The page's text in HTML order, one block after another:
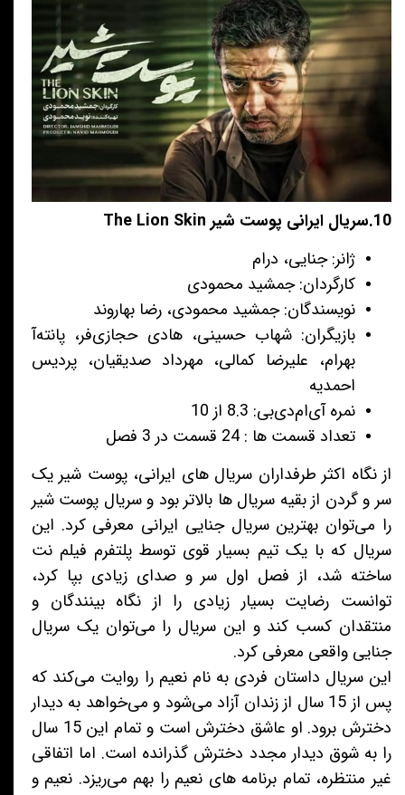
10.سریال ایرانی پوست شیر The Lion Skin
ژانر: جنایی، درام
کارگردان: جمشید محمودی
نویسندگان: جمشید محمودی، رضا بهاروند
بازیگران: شهاب حسینی، هادی حجازی‌فر، پانته‌آ
بهرام، علیرضا کمالی، مهرداد صدیقیان، پردیس
احمدیه
نمره آی‌ام‌دی‌بی: 8.3 از 10
تعداد قسمت ها : 24 قسمت در 3 فصل
از نگاه اکثر طرفداران سریال های ایرانی، پوست شیر یک
سر و گردن از بقیه سریال ها بالاتر بود و سریال پوست شیر
را می‌توان بهترین سریال جنایی ایرانی معرفی کرد. این
سریال که با یک تیم بسیار قوی توسط پلتفرم فیلم نت
ساخته شد، از فصل اول سر و صدای زیادی بپا کرد،
توانست رضایت بسیار زیادی را از نگاه بینندگان و
منتقدان کسب کند و این سریال را می‌توان یک سریال
جنایی واقعی معرفی کرد.
این سریال داستان فردی به نام نعیم را روایت می‌کند که
پس از 15 سال از زندان آزاد می‌شود و می‌خواهد به دیدار
دخترش برود. او عاشق دخترش است و تمام این 15 سال
را به شوق دیدار مجدد دخترش گذرانده است. اما اتفاقی
غیر منتظره، تمام برنامه های نعیم را بهم می‌ریزد. نعیم و